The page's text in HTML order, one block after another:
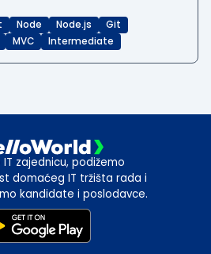
Node Node.js
Git
MVC Intermediate
zajednicu, podižemo
domaćeg IT tržišta rada i
kandidate i poslodavce.